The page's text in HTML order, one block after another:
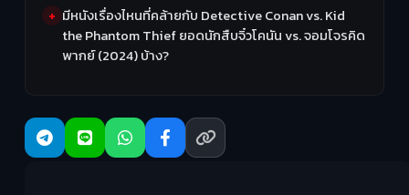
มีหนังเรื่องไหนที่คล้ายกับ Detective Conan vs. Kid
the Phantom Thief ยอดนักสืบจิ๋วโคนัน vs. จอมโจรคิด
พากย์ (2024) บ้าง?